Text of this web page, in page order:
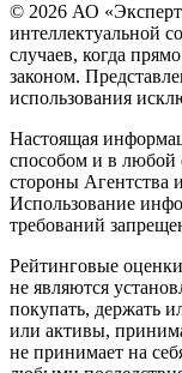
© 2026 АО «Эксперт
интеллектуальной
случаев, когда
законом.
использования
Настоящая
способом и в любой
стороны Агентства
Использование
требований
Рейтинговые
не являются
покупать, держать
или активы,
не принимает на